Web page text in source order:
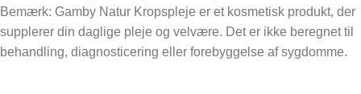
Bemærk: Gamby Natur Kropspleje er et kosmetisk produkt, der
supplerer din daglige pleje og velvære. Det er ikke beregnet til
behandling, diagnosticering eller forebyggelse af sygdomme.